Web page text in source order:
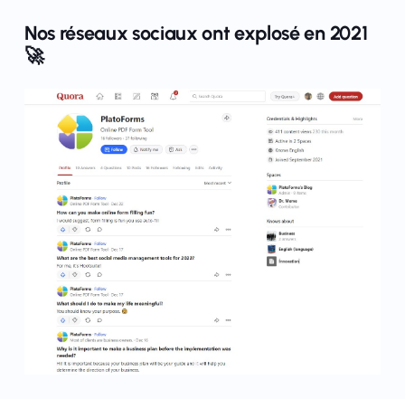
Nos réseaux sociaux ont explosé en 2021
🚀